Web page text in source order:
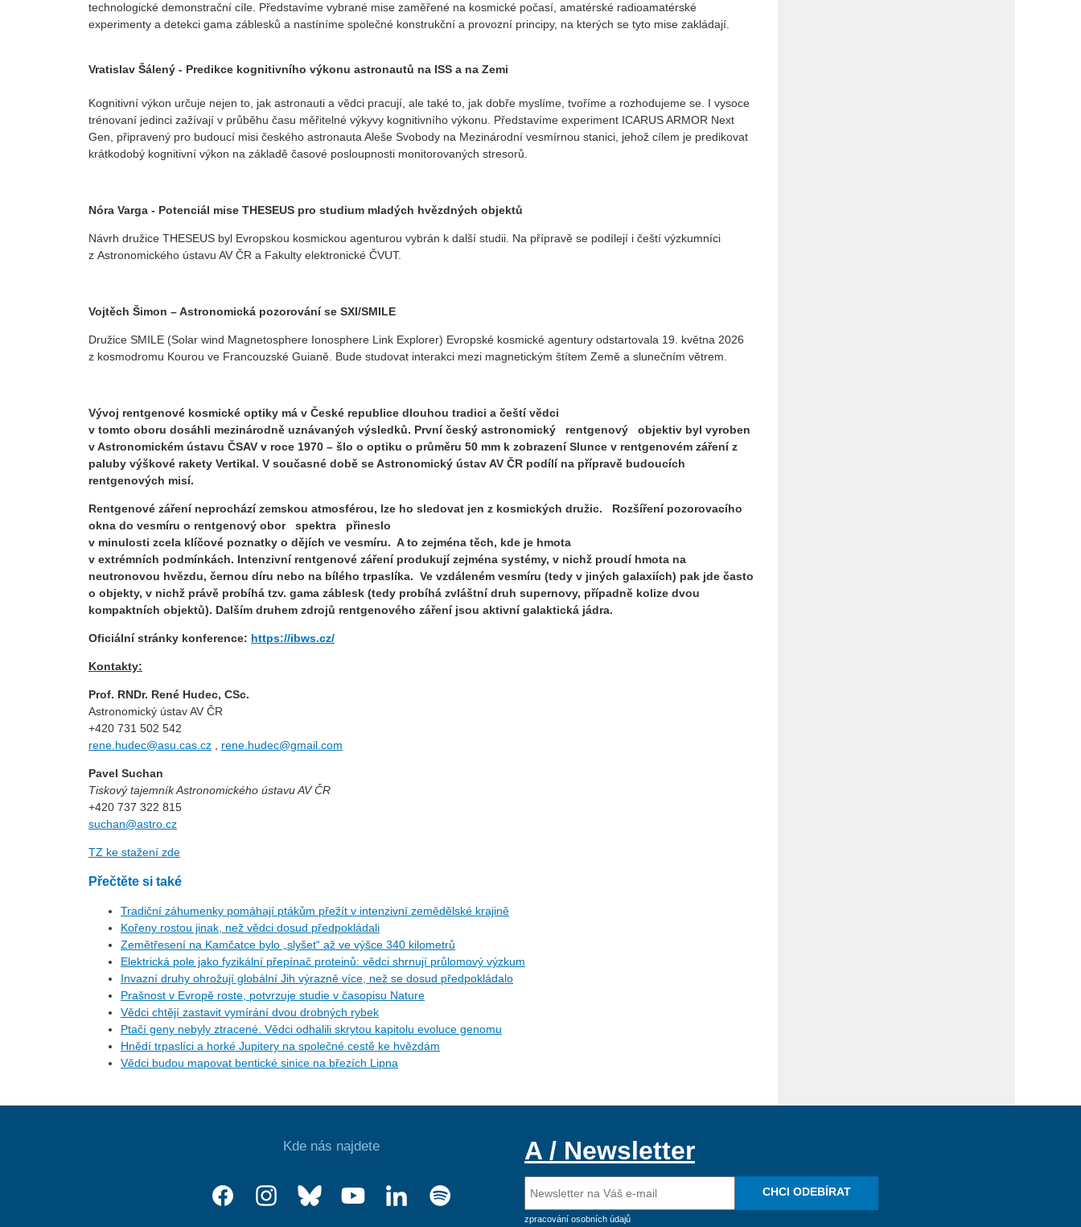
technologické demonstrační cíle. Představíme vybrané mise zaměřené na kosmické počasí, amatérské radioamatérské
experimenty a detekci gama záblesků a nastíníme společné konstrukční a provozní principy, na kterých se tyto mise zakládají.
Vratislav Šálený - Predikce kognitivního výkonu astronautů na ISS a na Zemi
Kognitivní výkon určuje nejen to, jak astronauti a vědci pracují, ale také to, jak dobře myslíme, tvoříme a rozhodujeme se. I vysoce
trénovaní jedinci zažívají v průběhu času měřitelné výkyvy kognitivního výkonu. Představíme experiment ICARUS ARMOR Next
Gen, připravený pro budoucí misi českého astronauta Aleše Svobody na Mezinárodní vesmírnou stanici, jehož cílem je predikovat
krátkodobý kognitivní výkon na základě časové posloupnosti monitorovaných stresorů.
Nóra Varga - Potenciál mise THESEUS pro studium mladých hvězdných objektů
Návrh družice THESEUS byl Evropskou kosmickou agenturou vybrán k další studii. Na přípravě se podílejí i čeští výzkumníci
z Astronomického ústavu AV ČR a Fakulty elektronické ČVUT.
Vojtěch Šimon – Astronomická pozorování se SXI/SMILE
Družice SMILE (Solar wind Magnetosphere Ionosphere Link Explorer) Evropské kosmické agentury odstartovala 19. května 2026
z kosmodromu Kourou ve Francouzské Guianě. Bude studovat interakci mezi magnetickým štítem Země a slunečním větrem.
Vývoj rentgenové kosmické optiky má v České republice dlouhou tradici a čeští vědci
v tomto oboru dosáhli mezinárodně uznávaných výsledků. První český astronomický rentgenový objektiv byl vyroben
v Astronomickém ústavu ČSAV v roce 1970 – šlo o optiku o průměru 50 mm k zobrazení Slunce v rentgenovém záření z
paluby výškové rakety Vertikal. V současné době se Astronomický ústav AV ČR podílí na přípravě budoucích
rentgenových misí.
Rentgenové záření neprochází zemskou atmosférou, lze ho sledovat jen z kosmických družic. Rozšíření pozorovacího
okna do vesmíru o rentgenový obor spektra přineslo
v minulosti zcela klíčové poznatky o dějích ve vesmíru. A to zejména těch, kde je hmota
v extrémních podmínkách. Intenzivní rentgenové záření produkují zejména systémy, v nichž proudí hmota na
neutronovou hvězdu, černou díru nebo na bílého trpaslíka. Ve vzdáleném vesmíru (tedy v jiných galaxiích) pak jde často
o objekty, v nichž právě probíhá tzv. gama záblesk (tedy probíhá zvláštní druh supernovy, případně kolize dvou
kompaktních objektů). Dalším druhem zdrojů rentgenového záření jsou aktivní galaktická jádra.
Oficiální stránky konference: https://ibws.cz/
Kontakty:
Prof. RNDr. René Hudec, CSc.
Astronomický ústav AV ČR
+420 731 502 542
rene.hudec@asu.cas.cz
rene.hudec@gmail.com
Pavel Suchan
Tiskový tajemník Astronomického ústavu AV ČR
+420 737 322 815
suchan@astro.cz
TZ ke stažení zde
Přečtěte si také
Tradiční záhumenky pomáhají ptákům přežít v intenzivní zemědělské krajině
Kořeny rostou jinak, než vědci dosud předpokládali
Zemětřesení na Kamčatce bylo „slyšet“ až ve výšce 340 kilometrů
Elektrická pole jako fyzikální přepínač proteinů: vědci shrnují průlomový výzkum
Invazní druhy ohrožují globální Jih výrazně více, než se dosud předpokládalo
Prašnost v Evropě roste, potvrzuje studie v časopisu Nature
Vědci chtějí zastavit vymírání dvou drobných rybek
Ptačí geny nebyly ztracené. Vědci odhalili skrytou kapitolu evoluce genomu
Hnědí trpaslíci a horké Jupitery na společné cestě ke hvězdám
Vědci budou mapovat bentické sinice na březích Lipna
Kde nás najdete A / Newsletter
zpracování osobních údajů
CHCI ODEBÍRAT